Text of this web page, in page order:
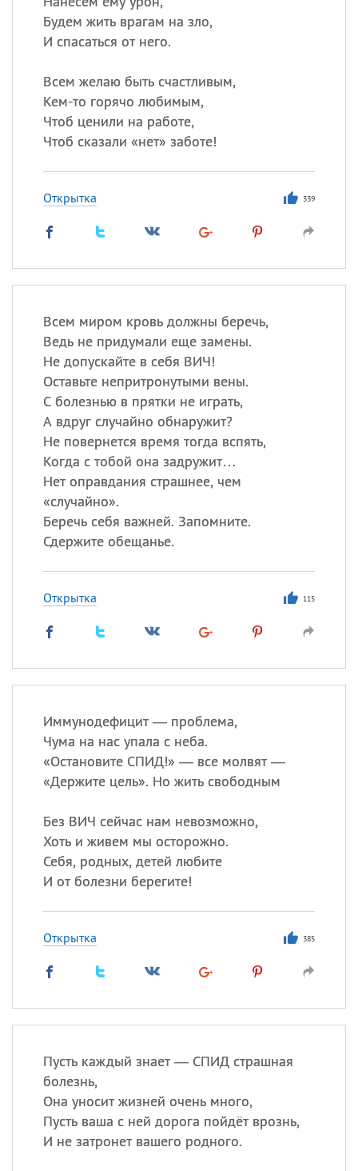
Будем жить врагам на зло,
И спасаться от него.
Всем желаю быть счастливым,
Кем-то горячо любимым,
Чтоб ценили на работе,
Чтоб сказали «нет» заботе!
Открытка 339
Всем миром кровь должны беречь,
Ведь не придумали еще замены.
Не допускайте в себя ВИЧ!
Оставьте непритронутыми вены.
С болезнью в прятки не играть,
А вдруг случайно обнаружит?
Не повернется время тогда вспять,
Когда с тобой она задружит…
Нет оправдания страшнее, чем
«случайно».
Беречь себя важней. Запомните.
Сдержите обещанье.
Открытка 115
Иммунодефицит — проблема,
Чума на нас упала с неба.
«Остановите СПИД!» — все молвят —
«Держите цель». Но жить свободным
Без ВИЧ сейчас нам невозможно,
Хоть и живем мы осторожно.
Себя, родных, детей любите
И от болезни берегите!
Открытка 385
Пусть каждый знает — СПИД страшная
болезнь,
Она уносит жизней очень много,
Пусть ваша с ней дорога пойдёт врознь,
И не затронет вашего родного.
ИМЕНА
Сегодня празднуют именины
Анатолий
,Еще
Посмотреть значение